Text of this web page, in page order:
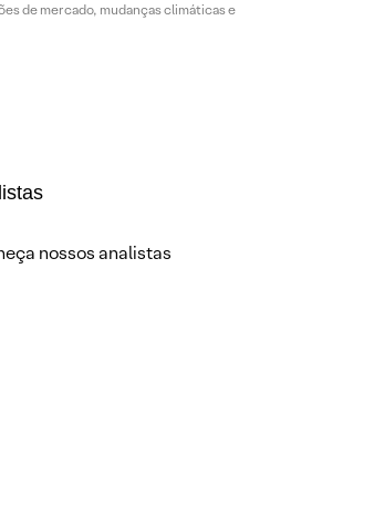
de mercado, mudanças climáticas e
nossos analistas